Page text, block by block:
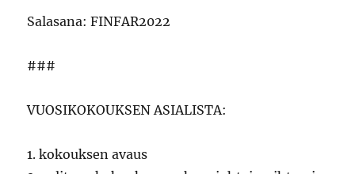
Salasana: FINFAR2022
###
VUOSIKOKOUKSEN ASIALISTA:
1. kokouksen avaus